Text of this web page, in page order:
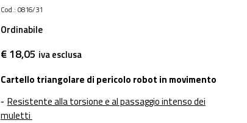
Cod.: 0816/31
Ordinabile
€ 18,05 iva esclusa
Cartello triangolare di pericolo robot in movimento
- Resistente alla torsione e al passaggio intenso dei
muletti